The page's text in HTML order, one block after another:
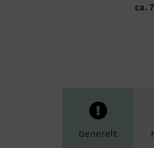
ca.
Generelt